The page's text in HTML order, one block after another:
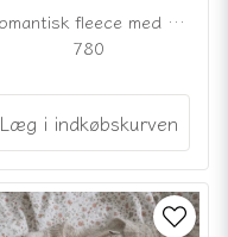
Romantisk fleece med blonder
780
Læg i indkøbskurven